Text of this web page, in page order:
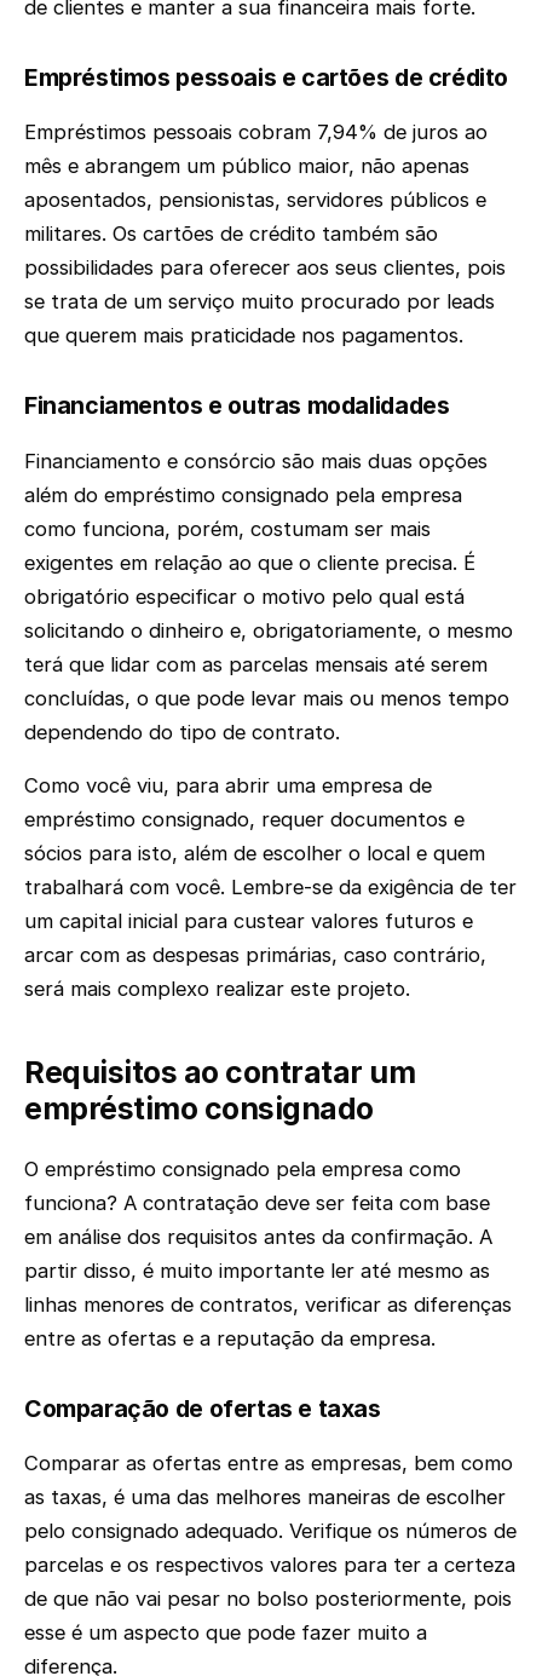
de clientes e manter a sua financeira mais forte.
Empréstimos pessoais e cartões de crédito
Empréstimos pessoais cobram 7,94% de juros ao
mês e abrangem um público maior, não apenas
aposentados, pensionistas, servidores públicos e
militares. Os cartões de crédito também são
possibilidades para oferecer aos seus clientes, pois
se trata de um serviço muito procurado por leads
que querem mais praticidade nos pagamentos.
Financiamentos e outras modalidades
Financiamento e consórcio são mais duas opções
além do empréstimo consignado pela empresa
como funciona, porém, costumam ser mais
exigentes em relação ao que o cliente precisa. É
obrigatório especificar o motivo pelo qual está
solicitando o dinheiro e, obrigatoriamente, o mesmo
terá que lidar com as parcelas mensais até serem
concluídas, o que pode levar mais ou menos tempo
dependendo do tipo de contrato.
Como você viu, para abrir uma empresa de
empréstimo consignado, requer documentos e
sócios para isto, além de escolher o local e quem
trabalhará com você. Lembre-se da exigência de ter
um capital inicial para custear valores futuros e
arcar com as despesas primárias, caso contrário,
será mais complexo realizar este projeto.
Requisitos ao contratar um
empréstimo consignado
O empréstimo consignado pela empresa como
funciona? A contratação deve ser feita com base
em análise dos requisitos antes da confirmação. A
partir disso, é muito importante ler até mesmo as
linhas menores de contratos, verificar as diferenças
entre as ofertas e a reputação da empresa.
Comparação de ofertas e taxas
Comparar as ofertas entre as empresas, bem como
as taxas, é uma das melhores maneiras de escolher
pelo consignado adequado. Verifique os números de
parcelas e os respectivos valores para ter a certeza
de que não vai pesar no bolso posteriormente, pois
esse é um aspecto que pode fazer muito a
diferença.